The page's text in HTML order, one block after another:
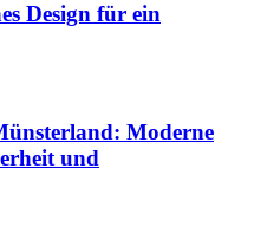
Design für ein
Moderne
und